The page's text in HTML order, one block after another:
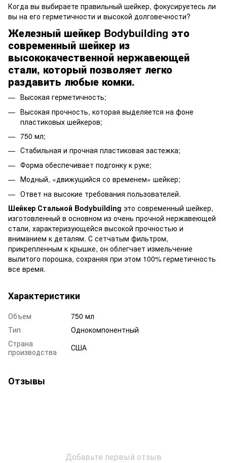
Когда вы выбираете правильный шейкер, фокусируетесь ли
вы на его герметичности и высокой долговечности?
Железный шейкер Bodybuilding это
современный шейкер из
высококачественной нержавеющей
стали, который позволяет легко
раздавить любые комки.
Высокая герметичность;
Высокая прочность, которая выделяется на фоне
пластиковых шейкеров;
750 мл;
Стабильная и прочная пластиковая застежка;
Форма обеспечивает подгонку к руке;
Модный, «движущийся со временем» шейкер;
Ответ на высокие требования пользователей.
Шейкер Стальной Bodybuilding это современный шейкер,
изготовленный в основном из очень прочной нержавеющей
стали, характеризующейся высокой прочностью и
вниманием к деталям. С сетчатым фильтром,
прикрепленным к крышке, он облегчает измельчение
вылитого порошка, сохраняя при этом 100% герметичность
все время.
Характеристики
Объем
750 мл
Тип
Однокомпонентный
Страна
производства
США
Отзывы
Добавьте первый отзыв